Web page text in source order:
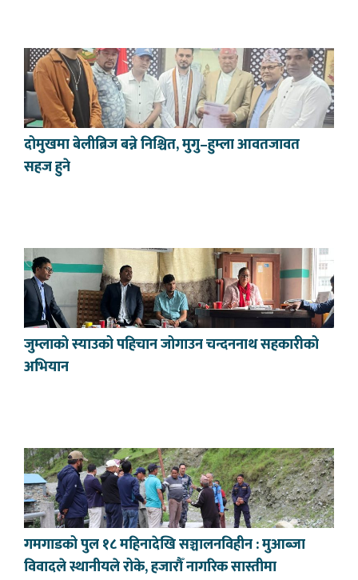
दोमुखमा बेलीब्रिज बन्ने निश्चित, मुगु–हुम्ला आवतजावत
सहज हुने
जुम्लाको स्याउको पहिचान जोगाउन चन्दननाथ सहकारीको
अभियान
गमगाडको पुल १८ महिनादेखि सञ्चालनविहीन : मुआब्जा
विवादले स्थानीयले रोके, हजारौँ नागरिक सास्तीमा